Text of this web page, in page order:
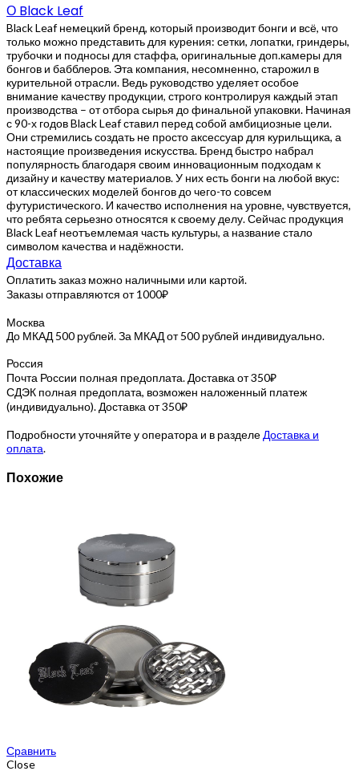
О Black Leaf
Black Leaf немецкий бренд, который производит бонги и всё, что
только можно представить для курения: сетки, лопатки, гриндеры,
трубочки и подносы для стаффа, оригинальные доп.камеры для
бонгов и бабблеров. Эта компания, несомненно, старожил в
курительной отрасли. Ведь руководство уделяет особое
внимание качеству продукции, строго контролируя каждый этап
производства – от отбора сырья до финальной упаковки. Начиная
с 90-х годов Black Leaf ставил перед собой амбициозные цели.
Они стремились создать не просто аксессуар для курильщика, а
настоящие произведения искусства. Бренд быстро набрал
популярность благодаря своим инновационным подходам к
дизайну и качеству материалов. У них есть бонги на любой вкус:
от классических моделей бонгов до чего-то совсем
футуристического. И качество исполнения на уровне, чувствуется,
что ребята серьезно относятся к своему делу. Сейчас продукция
Black Leaf неотъемлемая часть культуры, а название стало
символом качества и надёжности.
Доставка
Оплатить заказ можно наличными или картой.
Заказы отправляются от 1000₽
Москва
До МКАД 500 рублей. За МКАД от 500 рублей индивидуально.
Россия
Почта России полная предоплата. Доставка от 350₽
СДЭК полная предоплата, возможен наложенный платеж
(индивидуально). Доставка от 350₽
Подробности уточняйте у оператора и в разделе Доставка и
оплата.
Похожие
Сравнить
Close